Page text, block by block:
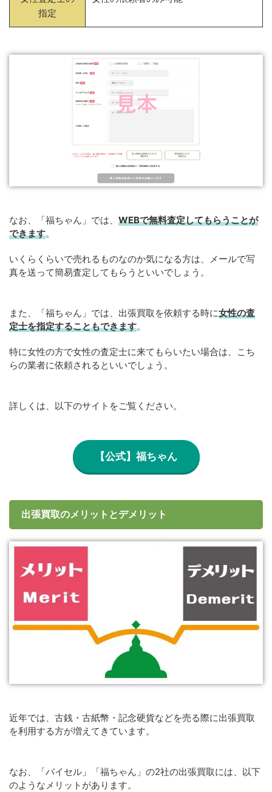
指定
なお、「福ちゃん」では、 WEBで無料査定してもらうことが
できます。
いくらくらいで売れるものなのか気になる方は、メールで写
真を送って簡易査定してもらうといいでしょう。
また、「福ちゃん」では、出張買取を依頼する時に女性の査
定士を指定することもできます。
特に女性の方で女性の査定士に来てもらいたい場合は、こち
らの業者に依頼されるといいでしょう。
詳しくは、以下のサイトをご覧ください。
【公式】福ちゃん
出張買取のメリットとデメリット
近年では、古銭・古紙幣・記念硬貨などを売る際に出張買取
を利用する方が増えてきています。
なお、「バイセル」「福ちゃん」の2社の出張買取には、以下
のようなメリットがあります。